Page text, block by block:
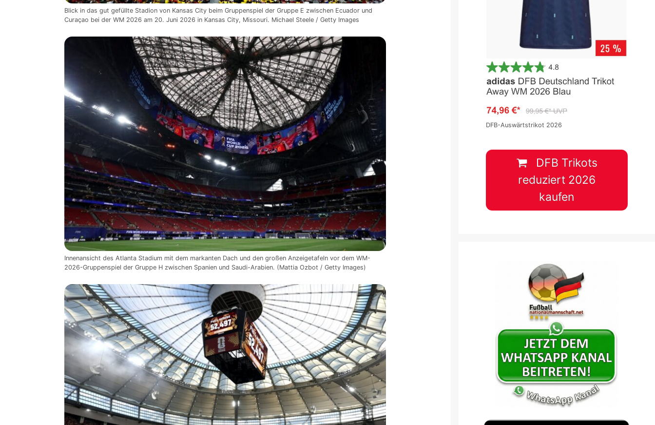
Blick in das gut gefüllte Stadion von Kansas City beim Gruppenspiel der Gruppe E zwischen Ecuador und
Curaçao bei der WM 2026 am 20. Juni 2026 in Kansas City, Missouri. Michael Steele / Getty Images
Innenansicht des Atlanta Stadium mit dem markanten Dach und den großen Anzeigetafeln vor dem WM-
2026-Gruppenspiel der Gruppe H zwischen Spanien und Saudi-Arabien. (Mattia Ozbot / Getty Images)
DFB-Auswärtstrikot 2026
DFB Trikots
reduziert 2026
kaufen